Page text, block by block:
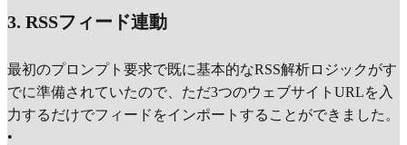
3. RSSフィード連動
最初のプロンプト要求で既に基本的なRSS解析ロジックがす
でに準備されていたので、ただ3つのウェブサイトURLを入
力するだけでフィードをインポートすることができました。
•